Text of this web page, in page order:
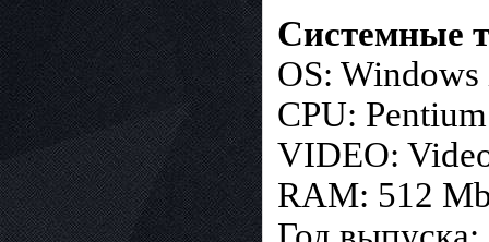
Системные
OS:
CPU:
VIDEO:
RAM: 512